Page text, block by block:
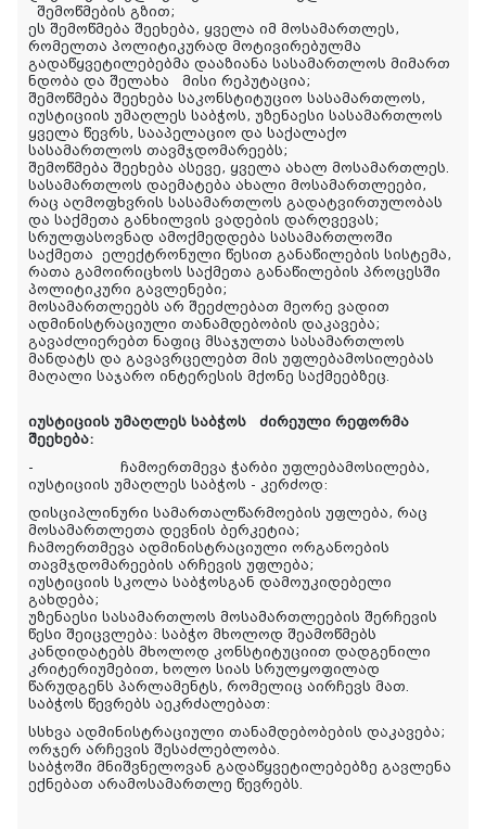
შემოწმების გზით;
ეს შემოწმება შეეხება, ყველა იმ მოსამართლეს,
რომელთა პოლიტიკურად მოტივირებულმა
გადაწყვეტილებებმა დააზიანა სასამართლოს მიმართ
ნდობა და შელახა მისი რეპუტაცია;
შემოწმება შეეხება საკონსტიტუციო სასამართლოს,
იუსტიციის უმაღლეს საბჭოს, უზენაესი სასამართლოს
ყველა წევრს, სააპელაციო და საქალაქო
სასამართლოს თავმჯდომარეებს;
შემოწმება შეეხება ასევე, ყველა ახალ მოსამართლეს.
სასამართლოს დაემატება ახალი მოსამართლეები,
რაც აღმოფხვრის სასამართლოს გადატვირთულობას
და საქმეთა განხილვის ვადების დარღვევას;
სრულფასოვნად ამოქმედდება სასამართლოში
საქმეთა ელექტრონული წესით განაწილების სისტემა,
რათა გამოირიცხოს საქმეთა განაწილების პროცესში
პოლიტიკური გავლენები;
მოსამართლეებს არ შეეძლებათ მეორე ვადით
ადმინისტრაციული თანამდებობის დაკავება;
გავაძლიერებთ ნაფიც მსაჯულთა სასამართლოს
მანდატს და გავავრცელებთ მის უფლებამოსილებას
მაღალი საჯარო ინტერესის მქონე საქმეებზეც.
იუსტიციის უმაღლეს საბჭოს ძირეული რეფორმა
შეეხება:
-
ჩამოერთმევა ჭარბი უფლებამოსილება,
იუსტიციის უმაღლეს საბჭოს - კერძოდ:
დისციპლინური სამართალწარმოების უფლება, რაც
მოსამართლეთა დევნის ბერკეტია;
ჩამოერთმევა ადმინისტრაციული ორგანოების
თავმჯდომარეების არჩევის უფლება;
იუსტიციის სკოლა საბჭოსგან დამოუკიდებელი
გახდება;
უზენაესი სასამართლოს მოსამართლეების შერჩევის
წესი შეიცვლება: საბჭო მხოლოდ შეამოწმებს
კანდიდატებს მხოლოდ კონსტიტუციით დადგენილი
კრიტერიუმებით, ხოლო სიას სრულყოფილად
წარუდგენს პარლამენტს, რომელიც აირჩევს მათ.
საბჭოს წევრებს აეკრძალებათ:
სსხვა ადმინისტრაციული თანამდებობების დაკავება;
ორჯერ არჩევის შესაძლებლობა.
საბჭოში მნიშვნელოვან გადაწყვეტილებებზე გავლენა
ექნებათ არამოსამართლე წევრებს.